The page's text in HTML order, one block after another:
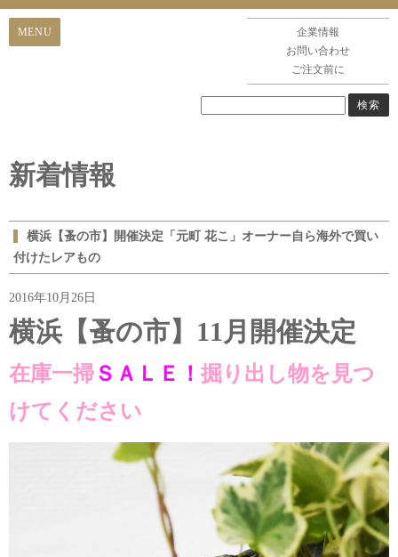
企業情報
お問い合わせ
ご注文前に
新着情報
横浜【蚤の市】開催決定「元町 花こ」オーナー自ら海外で買い
付けたレアもの
2016年10月26日
横浜【蚤の市】11月開催決定
在庫一掃ＳＡＬＥ！ 掘り出し物を見つ
けてください